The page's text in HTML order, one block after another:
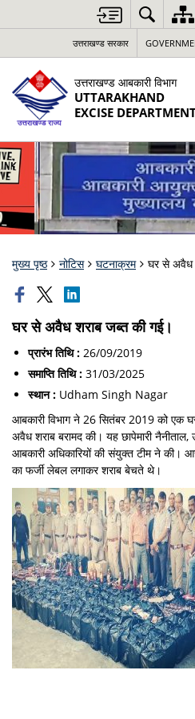
उत्तराखण्ड सरकार
उत्तराखण्ड आबकारी विभाग
UTTARAKHAND
EXCISE
मुख्य पृष्ठ नोटिस घटनाक्रम घर से अवैध
घर से अवैध शराब जब्त की गई।
प्रारंभ तिथि : 26/09/2019
समाप्ति तिथि : 31/03/2025
स्थान : Udham Singh Nagar
आबकारी विभाग ने 26 सितंबर 2019 को एक
अवैध शराब बरामद की। यह छापेमारी
आबकारी अधिकारियों की संयुक्त टीम ने की।
का फर्जी लेबल लगाकर शराब बेचते थे।